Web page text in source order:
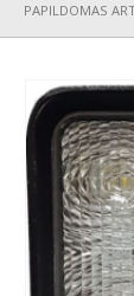
PAPILDOMAS